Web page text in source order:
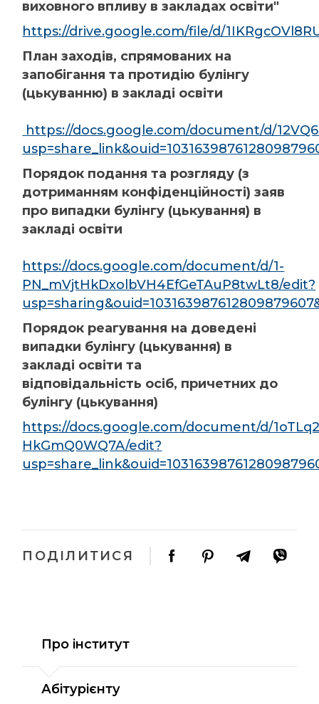
виховного впливу в закладах освіти"
https://drive.google.com/file/d/
План заходів, спрямованих на
запобігання та протидію булінгу
(цькуванню) в закладі освіти
https://docs.google.com/document/d/
Порядок подання та розгляду (з
дотриманням конфіденційності) заяв
про випадки булінгу (цькування) в
закладі освіти
https://docs.google.com/document/d/1-
PN_mVjtHkDxolbVH4EfGeTAuP8twLt8/edit?
Порядок реагування на доведені
випадки булінгу (цькування) в
закладі освіти та
відповідальність осіб, причетних до
булінгу (цькування)
https://docs.google.com/document/d/
HkGmQ0WQ7A/edit?
ПОДІЛИТИСЯ
Про інститут
Абітурієнту